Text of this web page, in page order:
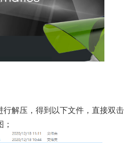
行解压，得到以下文件，直接双击